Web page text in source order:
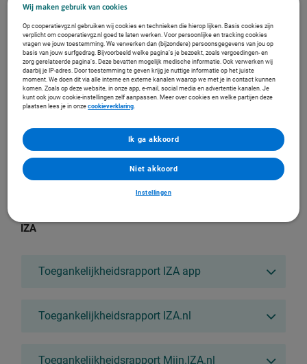
Toegankelijkheidsrapport Mijn.VGZ.nl
VGZbewuzt
Toegankelijkheidsrapport VGZbewuzt app
Toegankelijkheidsrapport VGZbewuzt.nl
Toegankelijkheidsrapport Mijn.VGZbewuzt.nl
IZA
Toegankelijkheidsrapport IZA app
Toegankelijkheidsrapport IZA.nl
Toegankelijkheidsrapport Mijn.IZA.nl
Wij maken gebruik van cookies
Op cooperatievgz.nl gebruiken wij cookies en technieken die hierop lijken. Basis cookies zijn
verplicht om cooperatievgz.nl goed te laten werken. Voor persoonlijke en tracking cookies
vragen we jouw toestemming. We verwerken dan (bijzondere) persoonsgegevens van jou op
basis van jouw surfgedrag. Bijvoorbeeld welke pagina’s je bezoekt, zoals vergoedingen- en
zorg gerelateerde pagina’s. Deze bevatten mogelijk medische informatie. Ook verwerken wij
daarbij je IP-adres. Door toestemming te geven krijg je nuttige informatie op het juiste
moment. We doen dit via alle interne en externe kanalen waarop we met je in contact kunnen
komen. Zoals op deze website, in onze app, e-mail, social media en advertentie kanalen. Je
kunt ook jouw cookie-instellingen zelf aanpassen. Meer over cookies en welke partijen deze
plaatsen lees je in onzecookieverklaring
Instellingen
Niet akkoord
Ik ga akkoord